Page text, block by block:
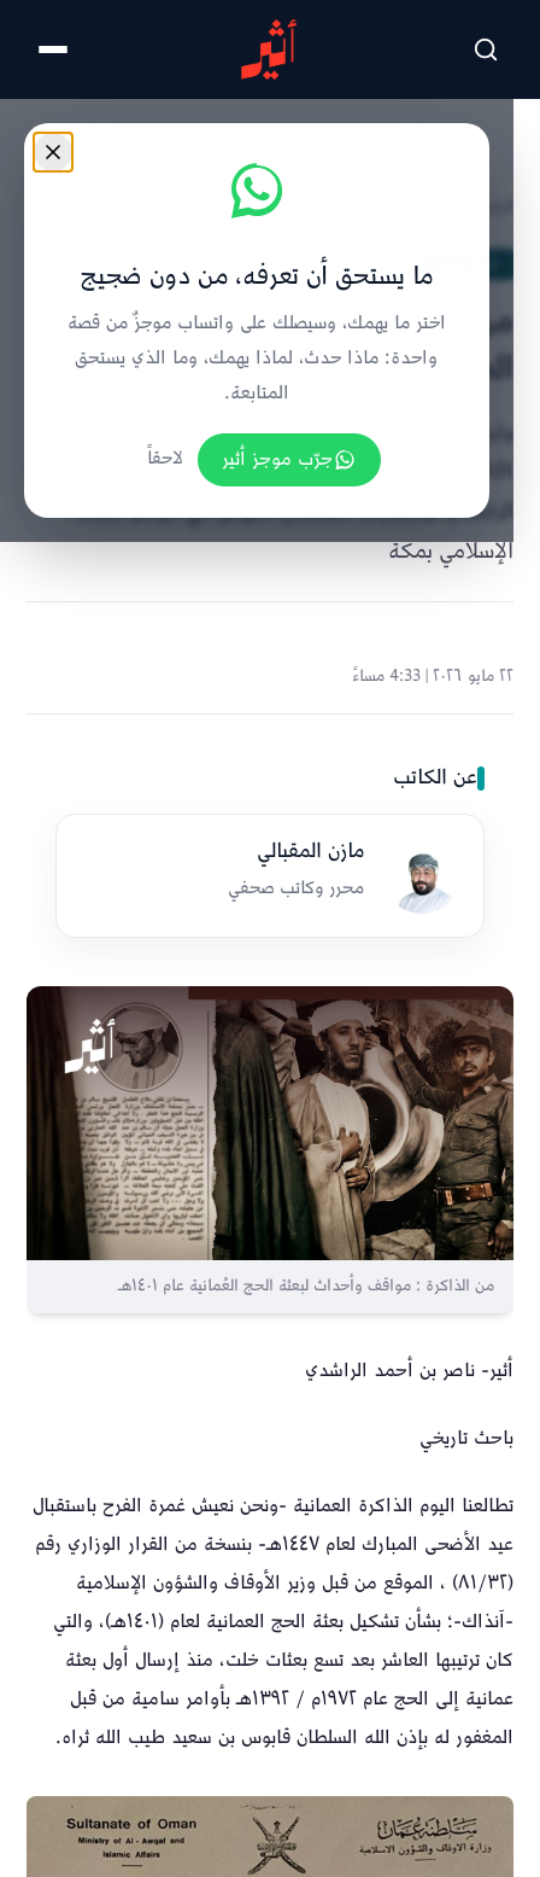
تخطى للمحتوى الرئيسي
من الذاكرة : مواقف وأحداث لبعثة
الحج العُمانية عام ١٤٠١هـ
وثيقة القرار الوزاري 81/32 لتشكيل بعثة الحج العمانية
1401هـ برئاسة الشيخ سالم الحارثي، وإفتاء القاضي ناصر
الراشدي، ومشاركة السلطان قابوس في مؤتمر القمة
الإسلامي بمكة
٢٢ مايو ٢٠٢٦ | 4:33 مساءً
عن الكاتب
مازن المقبالي
محرر وكاتب صحفي
من الذاكرة : مواقف وأحداث لبعثة الحج العُمانية عام ١٤٠١هـ
أثير- ناصر بن أحمد الراشدي
باحث تاريخي
تطالعنا اليوم الذاكرة العمانية -ونحن نعيش غمرة الفرح باستقبال
عيد الأضحى المبارك لعام ١٤٤٧هـ- بنسخة من القرار الوزاري رقم
(٨١/٣٢) ، الموقع من قبل وزير الأوقاف والشؤون الإسلامية
-آنذاك-؛ بشأن تشكيل بعثة الحج العمانية لعام (١٤٠١هـ)، والتي
كان ترتيبها العاشر بعد تسع بعثات خلت، منذ إرسال أول بعثة
عمانية إلى الحج عام ١٩٧٢م / ١٣٩٢هـ بأوامر سامية من قبل
المغفور له بإذن الله السلطان قابوس بن سعيد طيب الله ثراه.
ما يستحق أن تعرفه، من دون ضجيج
اختر ما يهمك، وسيصلك على واتساب موجزٌ من قصة
واحدة: ماذا حدث، لماذا يهمك، وما الذي يستحق
المتابعة.
جرّب موجز أثير
لاحقاً